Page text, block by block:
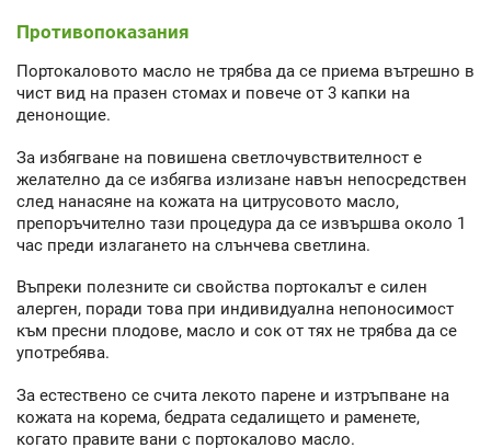
Противопоказания
Портокаловото масло не трябва да се приема вътрешно в
чист вид на празен стомах и повече от 3 капки на
денонощие.
За избягване на повишена светлочувствителност е
желателно да се избягва излизане навън непосредствен
след нанасяне на кожата на цитрусовото масло,
препоръчително тази процедура да се извършва около 1
час преди излагането на слънчева светлина.
Въпреки полезните си свойства портокалът е силен
алерген, поради това при индивидуална непоносимост
към пресни плодове, масло и сок от тях не трябва да се
употребява.
За естествено се счита лекото парене и изтръпване на
кожата на корема, бедрата седалището и раменете,
когато правите вани с портокалово масло.